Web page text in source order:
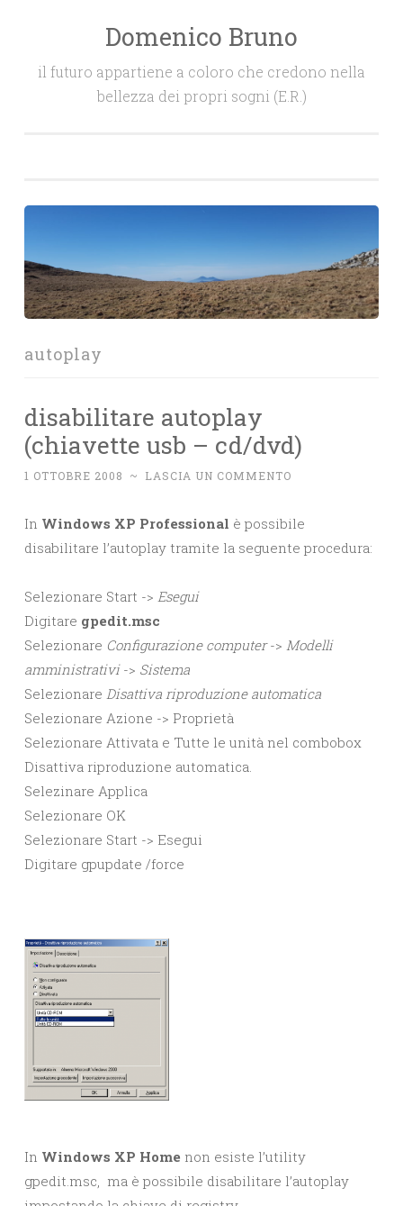
Domenico Bruno
il futuro appartiene a coloro che credono nella
bellezza dei propri sogni (E.R.)
autoplay
disabilitare autoplay
(chiavette usb – cd/dvd)
1 OTTOBRE 2008 ~ LASCIA UN COMMENTO
In Windows XP Professional è possibile
disabilitare l’autoplay tramite la seguente procedura:
Selezionare Start -> Esegui
Digitare gpedit.msc
Selezionare Configurazione computer-> Modelli
amministrativi-> Sistema
Selezionare Disattiva riproduzione automatica
Selezionare Azione -> Proprietà
Selezionare Attivata e Tutte le unità nel combobox
Disattiva riproduzione automatica.
Selezinare Applica
Selezionare OK
Selezionare Start -> Esegui
Digitare gpupdate /force
In Windows XP Home non esiste l’utility
gpedit.msc, ma è possibile disabilitare l’autoplay